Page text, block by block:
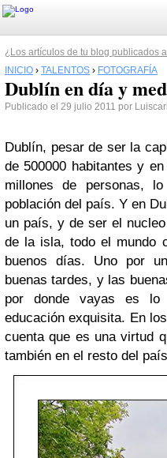
¿Los artículos de tu blog publicados
INICIO › TALENTOS › FOTOGRAFÍA
Dublín en día y
Publicado el 29 julio 2011 por
Dublín, pesar de ser la
de 500000 habitantes y
millones de personas,
población del país. Y en
un país, y de ser el
de la isla, todo el mundo
buenos días. Uno por
buenas tardes, y las
por donde vayas es lo
educación exquisita. En
cuenta que es una virtud
también en el resto del